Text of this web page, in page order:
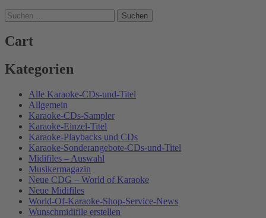
Suchen
nach:
Cart
Kategorien
Alle Karaoke-CDs-und-Titel
Allgemein
Karaoke-CDs-Sampler
Karaoke-Einzel-Titel
Karaoke-Playbacks und CDs
Karaoke-Sonderangebote-CDs-und-Titel
Midifiles – Auswahl
Musikermagazin
Neue CDG – World of Karaoke
Neue Midifiles
World-Of-Karaoke-Shop-Service-News
Wunschmidifile erstellen